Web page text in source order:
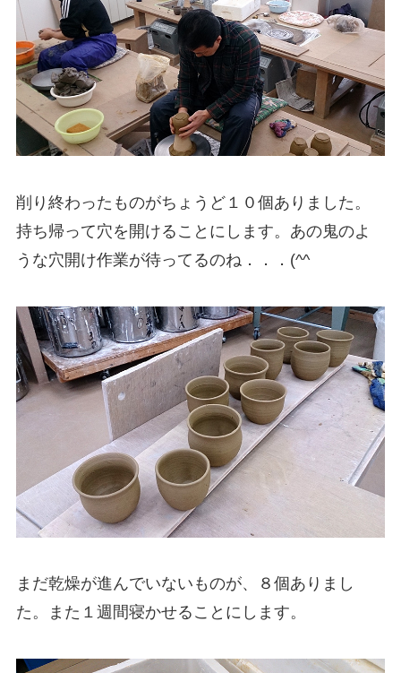
削り終わったものがちょうど１０個ありました。
持ち帰って穴を開けることにします。あの鬼のよ
うな穴開け作業が待ってるのね．．．(^^ゞ
まだ乾燥が進んでいないものが、８個ありまし
た。また１週間寝かせることにします。